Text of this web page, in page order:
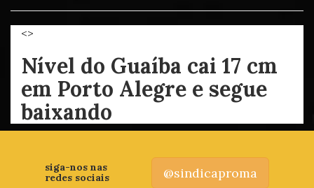
<>
Nível do Guaíba cai 17 cm
em Porto Alegre e segue
baixando
siga-nos nas
redes sociais
@sindicaproma